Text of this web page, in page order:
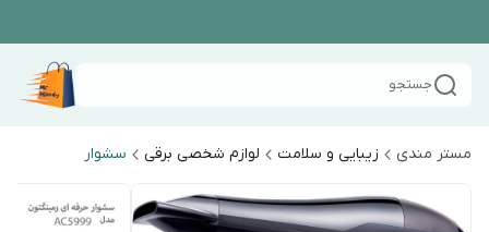
جستجو
مستر مندی زیبایی و سلامت لوازم شخصی برقی سشوار